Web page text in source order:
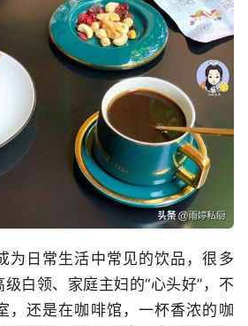
为日常生活中常见的饮品，很多
白领、家庭主妇的“心头好”，不
，还是在咖啡馆，一杯香浓的咖